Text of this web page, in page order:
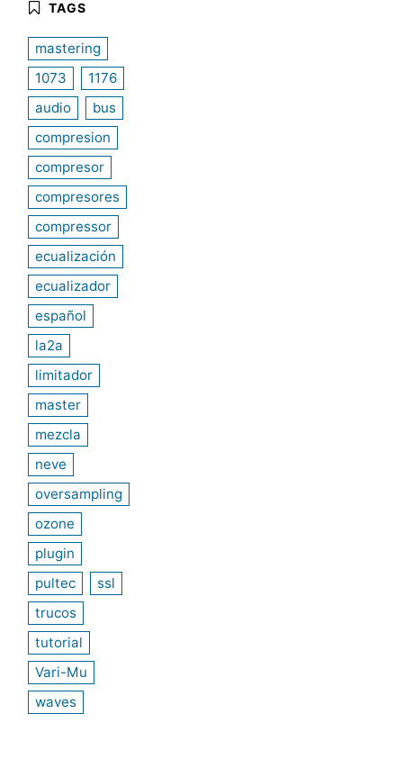
mastering
1073
1176
audio
bus
compresion
compresor
compresores
compressor
ecualización
ecualizador
español
la2a
limitador
master
mezcla
neve
oversampling
ozone
plugin
pultec
ssl
trucos
tutorial
Vari-Mu
waves